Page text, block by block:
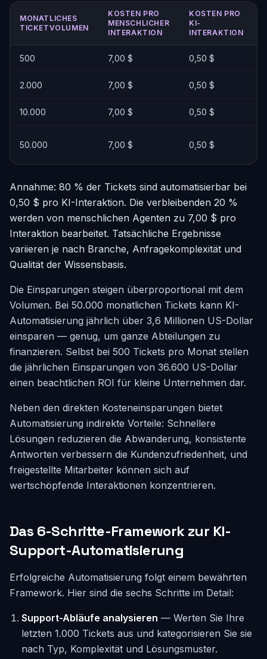
MONATLICHES
TICKETVOLUMEN
KOSTEN PRO
MENSCHLICHER
INTERAKTION
KOSTEN PRO
KI-
INTERAKTION
500 7,00 $ 0,50 $
2.000 7,00 $ 0,50 $
10.000 7,00 $ 0,50 $
50.000 7,00 $ 0,50 $
Annahme: 80 % der Tickets sind automatisierbar bei
0,50 $ pro KI-Interaktion. Die verbleibenden 20 %
werden von menschlichen Agenten zu 7,00 $ pro
Interaktion bearbeitet. Tatsächliche Ergebnisse
variieren je nach Branche, Anfragekomplexität und
Qualität der Wissensbasis.
Die Einsparungen steigen überproportional mit dem
Volumen. Bei 50.000 monatlichen Tickets kann KI-
Automatisierung jährlich über 3,6 Millionen US-Dollar
einsparen — genug, um ganze Abteilungen zu
finanzieren. Selbst bei 500 Tickets pro Monat stellen
die jährlichen Einsparungen von 36.600 US-Dollar
einen beachtlichen ROI für kleine Unternehmen dar.
Neben den direkten Kosteneinsparungen bietet
Automatisierung indirekte Vorteile: Schnellere
Lösungen reduzieren die Abwanderung, konsistente
Antworten verbessern die Kundenzufriedenheit, und
freigestellte Mitarbeiter können sich auf
wertschöpfende Interaktionen konzentrieren.
Das 6-Schritte-Framework zur KI-
Support-Automatisierung
Erfolgreiche Automatisierung folgt einem bewährten
Framework. Hier sind die sechs Schritte im Detail:
Support-Abläufe analysieren — Werten Sie Ihre
letzten 1.000 Tickets aus und kategorisieren Sie sie
nach Typ, Komplexität und Lösungsmuster.